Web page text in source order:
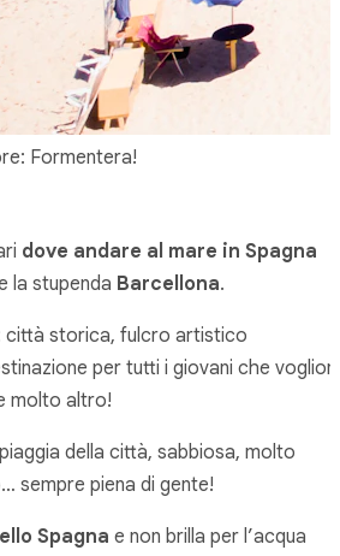
Formentera!
dove andare al mare in Spagna
la stupenda Barcellona.
città storica, fulcro artistico
per tutti i giovani che
molto altro!
della città, sabbiosa, molto
sempre piena di gente!
Spagna e non brilla per l’acqua